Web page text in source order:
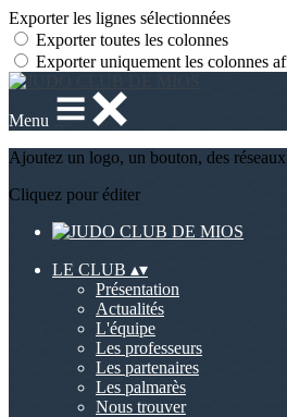
Exporter les lignes sélectionnées
Exporter toutes les colonnes
Exporter uniquement les colonnes
Menu
Ajoutez un logo, un bouton, des
Cliquez pour éditer
LE CLUB ▴▾
Présentation
Actualités
L'équipe
Les professeurs
Les partenaires
Les palmarès
Nous trouver